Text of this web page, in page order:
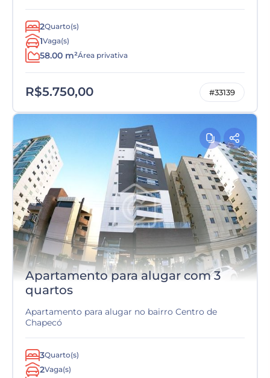
2Quarto(s)
1Vaga(s)
58.00 m²Área privativa
R$5.750,00 #33139
Apartamento para alugar com 3
quartos
Apartamento para alugar no bairro Centro de
Chapecó
3Quarto(s)
2Vaga(s)